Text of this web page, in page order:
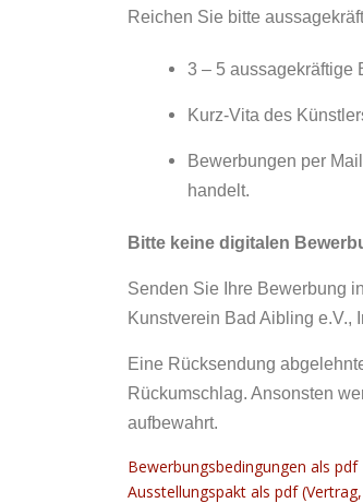
Reichen Sie bitte
3 – 5 aussagekräftige
Kurz-Vita des
Bewerbungen per
handelt.
Bitte keine digitalen
Senden Sie Ihre Bewerbung
Kunstverein Bad Aibling e.V.,
Eine Rücksendung
Rückumschlag. Ansonsten
aufbewahrt.
Bewerbungsbedingungen als pdf
Ausstellungspakt als pdf